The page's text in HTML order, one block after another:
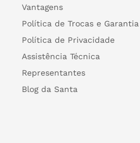
Vantagens
Política de Trocas e Garantia
Política de Privacidade
Assistência Técnica
Representantes
Blog da Santa